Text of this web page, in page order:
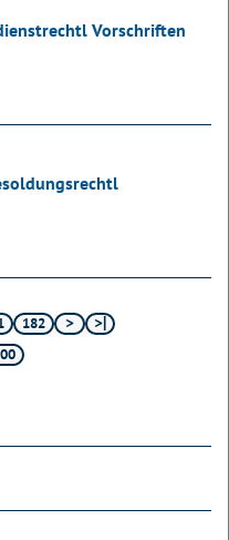
Vorschriften
182